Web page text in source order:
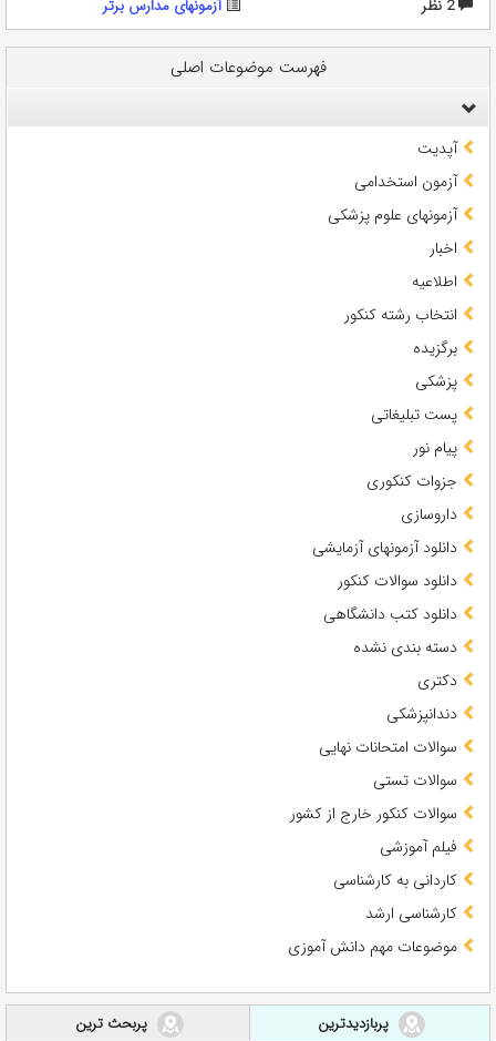
2 نظر آزمونهای مدارس برتر
فهرست موضوعات اصلی
آپدیت
آزمون استخدامی
آزمونهای علوم پزشکی
اخبار
اطلاعیه
انتخاب رشته کنکور
برگزیده
پزشکی
پست تبلیغاتی
پیام نور
جزوات کنکوری
داروسازی
دانلود آزمونهای آزمایشی
دانلود سوالات کنکور
دانلود کتب دانشگاهی
دسته بندی نشده
دکتری
دندانپزشکی
سوالات امتحانات نهایی
سوالات تستی
سوالات کنکور خارج از کشور
فیلم آموزشی
کاردانی به کارشناسی
کارشناسی ارشد
موضوعات مهم دانش آموزی
پربازدیدترین
پربحث ترین